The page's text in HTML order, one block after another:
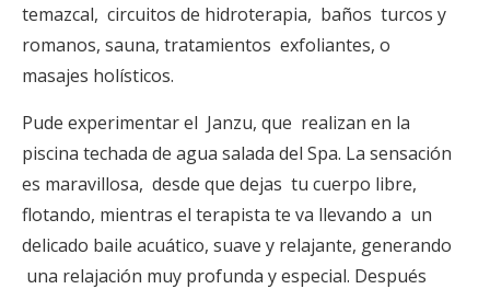
temazcal, circuitos de hidroterapia, baños turcos y
romanos, sauna, tratamientos exfoliantes, o
masajes holísticos.
Pude experimentar el Janzu, que realizan en la
piscina techada de agua salada del Spa. La sensación
es maravillosa, desde que dejas tu cuerpo libre,
flotando, mientras el terapista te va llevando a un
delicado baile acuático, suave y relajante, generando
una relajación muy profunda y especial. Después